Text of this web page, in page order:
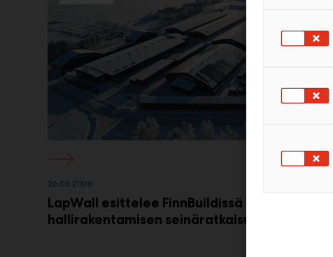
26.03.2026
LapWall esittelee FinnBuildissä uuden
hallirakentamisen seinäratkaisun